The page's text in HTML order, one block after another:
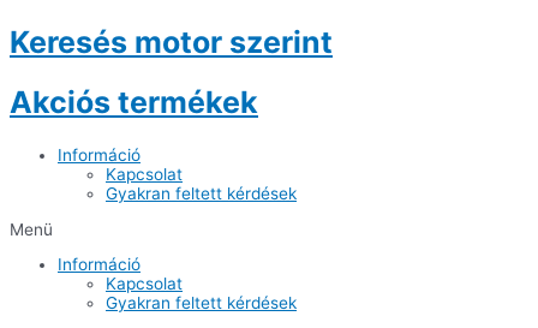
Keresés motor szerint
Akciós termékek
Információ
Kapcsolat
Gyakran feltett kérdések
Menü
Információ
Kapcsolat
Gyakran feltett kérdések